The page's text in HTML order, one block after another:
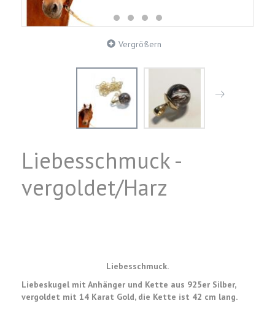
Vergrößern
Liebesschmuck -
vergoldet/Harz
Liebesschmuck.
Liebeskugel mit Anhänger und Kette aus 925er Silber,
vergoldet mit 14 Karat Gold, die Kette ist 42 cm lang.